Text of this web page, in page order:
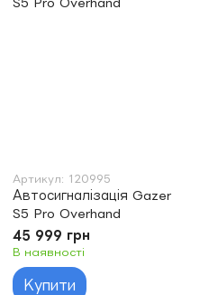
Артикул: 120995
Автосигналізація Gazer
S5 Pro Overhand
45 999 грн
В наявності
Купити